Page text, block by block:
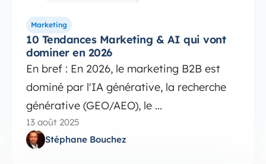
Marketing
10 Tendances Marketing & AI qui vont
dominer en 2026
En bref : En 2026, le marketing B2B est
dominé par l'IA générative, la recherche
générative (GEO/AEO), le ...
13 août 2025
Stéphane Bouchez